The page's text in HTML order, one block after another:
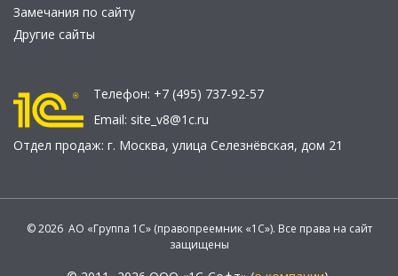
Замечания по сайту
Другие сайты
Телефон: +7 (495) 737-92-57
Email: site_v8@1c.ru
Отдел продаж: г. Москва, улица Селезнёвская, дом 21
© 2026 АО «Группа 1С» (правопреемник «1С»). Все права на сайт
защищены